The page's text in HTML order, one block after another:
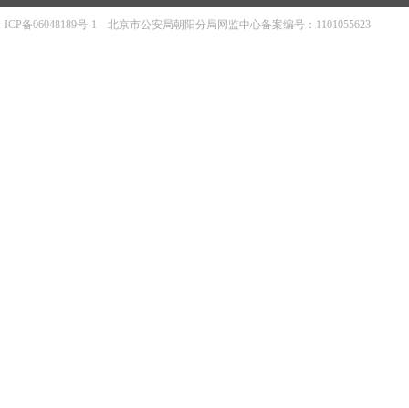
ICP备06048189号-1 北京市公安局朝阳分局网监中心备案编号：1101055623